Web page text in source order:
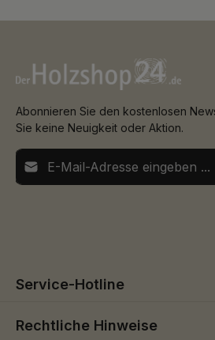
Abonnieren Sie den kostenlosen
Sie keine Neuigkeit oder Aktion.
E-Mail-Adresse*
Service-Hotline
Rechtliche Hinweise